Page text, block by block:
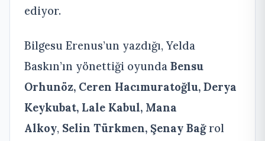
ediyor.
Bilgesu Erenus’un yazdığı, Yelda
Baskın’ın yönettiği oyunda Bensu
Orhunöz, Ceren Hacımuratoğlu, Derya
Keykubat, Lale Kabul, Mana
Alkoy, Selin Türkmen, Şenay Bağ rol